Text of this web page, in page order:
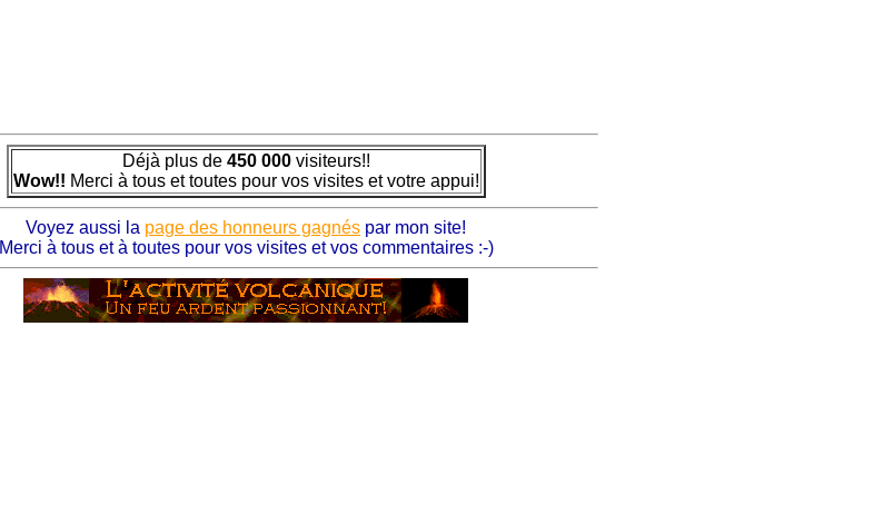
Déjà plus de 450 000visiteurs!!
Wow!! Merci à tous et toutes pour vos visites et votre appui!
Voyez aussi la page des honneurs gagnés par mon site!
Merci à tous et à toutes pour vos visites et vos commentaires :-)